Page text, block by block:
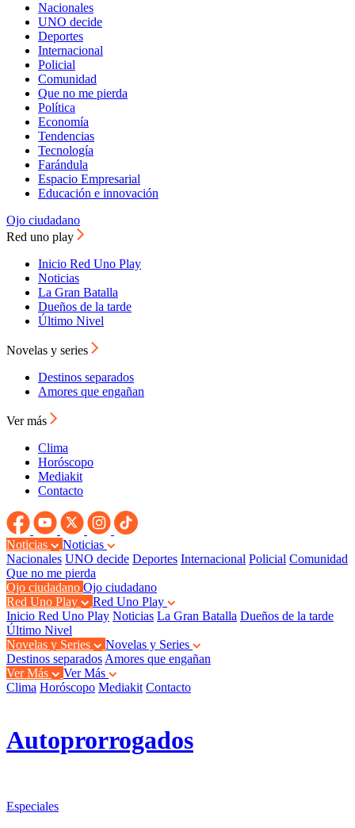
Nacionales
UNO decide
Deportes
Internacional
Policial
Comunidad
Que no me pierda
Política
Economía
Tendencias
Tecnología
Farándula
Espacio Empresarial
Educación e innovación
Ojo ciudadano
Red uno play
Inicio Red Uno Play
Noticias
La Gran Batalla
Dueños de la tarde
Último Nivel
Novelas y series
Destinos separados
Amores que engañan
Ver más
Clima
Horóscopo
Mediakit
Contacto
Noticias
Noticias
Nacionales UNO decide Deportes Internacional Policial Comunidad
Que no me pierda
Ojo ciudadano Ojo ciudadano
Red Uno Play
Red Uno Play
Inicio Red Uno Play Noticias La Gran Batalla Dueños de la tarde
Último Nivel
Novelas y Series
Novelas y Series
Destinos separados Amores que engañan
Ver Más
Ver Más
Clima Horóscopo Mediakit Contacto
Autoprorrogados
Especiales